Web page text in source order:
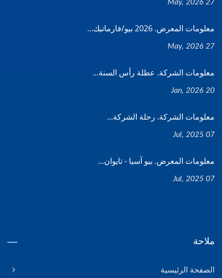
27 May, 2026
معلومات المعرض. 2026 بيو/فارماتيك...
27 May, 2026
معلومات الشركة. عطلة رأس السنة...
20 Jan, 2026
معلومات الشركة. رحلة الشركة...
07 Jul, 2025
معلومات المعرض. بيو آسيا - تايوان...
07 Jul, 2025
ملاحة
الصفحة الرئيسية